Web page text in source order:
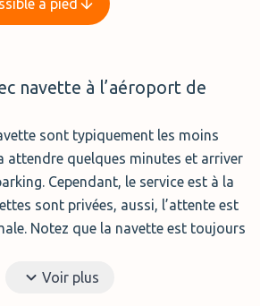
à pied
navette à l’aéroport de
sont typiquement les moins
attendre quelques minutes et arriver
Cependant, le service est à la
sont privées, aussi, l’attente est
Notez que la navette est toujours
Voir plus